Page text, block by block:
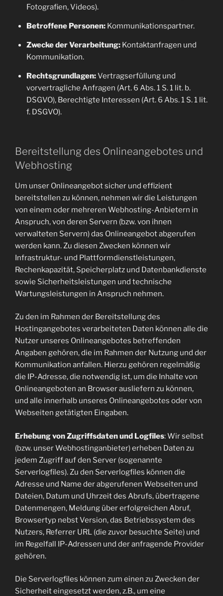
Fotografien, Videos).
Betroffene Personen:Kommunikationspartner.
Zwecke der Verarbeitung:Kontaktanfragen und
Kommunikation.
Rechtsgrundlagen:Vertragserfüllung und
vorvertragliche Anfragen (Art. 6 Abs. 1 S. 1 lit. b.
DSGVO), Berechtigte Interessen (Art. 6 Abs. 1 S. 1 lit.
f. DSGVO).
Bereitstellung des Onlineangebotes und
Webhosting
Um unser Onlineangebot sicher und effizient
bereitstellen zu können, nehmen wir die Leistungen
von einem oder mehreren Webhosting-Anbietern in
Anspruch, von deren Servern (bzw. von ihnen
verwalteten Servern) das Onlineangebot abgerufen
werden kann. Zu diesen Zwecken können wir
Infrastruktur- und Plattformdienstleistungen,
Rechenkapazität, Speicherplatz und Datenbankdienste
sowie Sicherheitsleistungen und technische
Wartungsleistungen in Anspruch nehmen.
Zu den im Rahmen der Bereitstellung des
Hostingangebotes verarbeiteten Daten können alle die
Nutzer unseres Onlineangebotes betreffenden
Angaben gehören, die im Rahmen der Nutzung und der
Kommunikation anfallen. Hierzu gehören regelmäßig
die IP-Adresse, die notwendig ist, um die Inhalte von
Onlineangeboten an Browser ausliefern zu können,
und alle innerhalb unseres Onlineangebotes oder von
Webseiten getätigten Eingaben.
Erhebung von Zugriffsdaten und Logfiles: Wir selbst
(bzw. unser Webhostinganbieter) erheben Daten zu
jedem Zugriff auf den Server (sogenannte
Serverlogfiles). Zu den Serverlogfiles können die
Adresse und Name der abgerufenen Webseiten und
Dateien, Datum und Uhrzeit des Abrufs, übertragene
Datenmengen, Meldung über erfolgreichen Abruf,
Browsertyp nebst Version, das Betriebssystem des
Nutzers, Referrer URL (die zuvor besuchte Seite) und
im Regelfall IP-Adressen und der anfragende Provider
gehören.
Die Serverlogfiles können zum einen zu Zwecken der
Sicherheit eingesetzt werden, z.B., um eine